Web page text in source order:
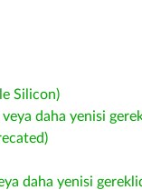
Silicon)
daha yenisi
daha yenisi